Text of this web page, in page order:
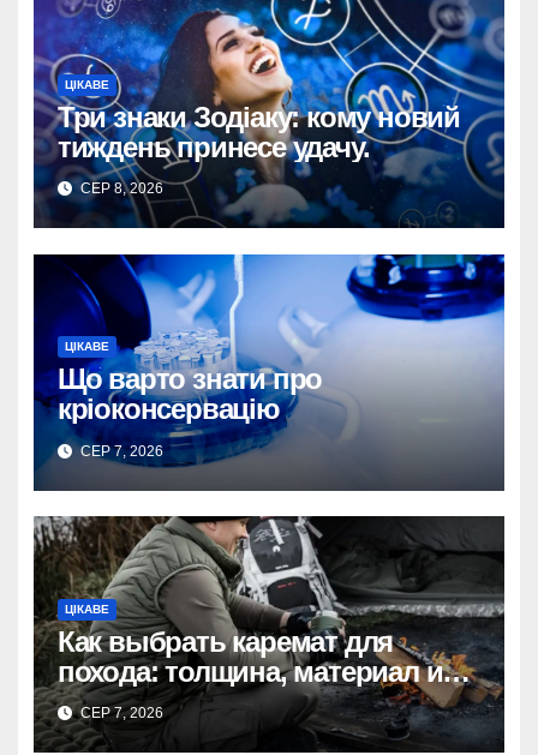
ЦІКАВЕ
Три знаки Зодіаку: кому новий
тиждень принесе удачу.
СЕР 8, 2026
ЦІКАВЕ
Що варто знати про
кріоконсервацію
СЕР 7, 2026
ЦІКАВЕ
Как выбрать каремат для
похода: толщина, материал и
размер
СЕР 7, 2026